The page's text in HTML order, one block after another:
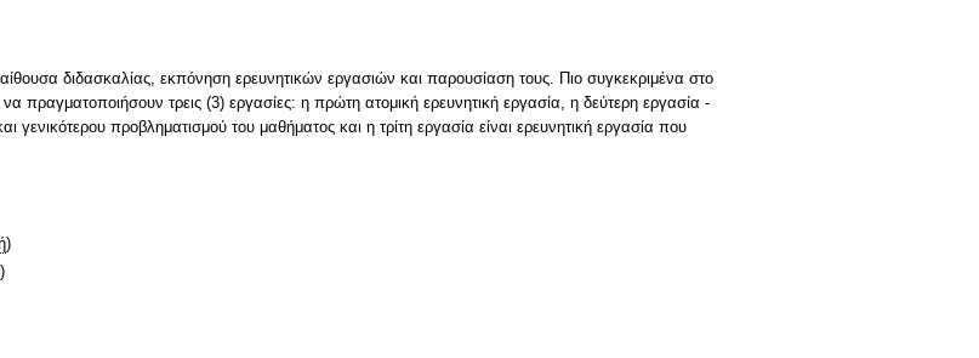
διδασκαλίας, εκπόνηση ερευνητικών εργασιών και παρουσίαση τους. Πιο συγκεκριμένα στο
πραγματοποιήσουν τρεις (3) εργασίες: η πρώτη ατομική ερευνητική εργασία, η δεύτερη εργασία -
γενικότερου προβληματισμού του μαθήματος και η τρίτη εργασία είναι ερευνητική εργασία που
)
)